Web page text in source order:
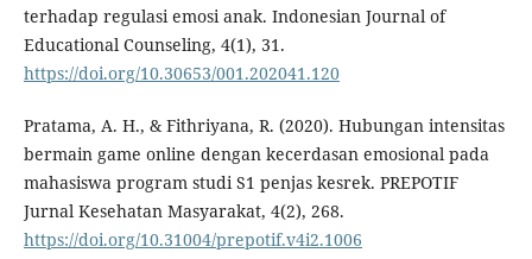
terhadap regulasi emosi anak. Indonesian Journal of
Educational Counseling, 4(1), 31.
https://doi.org/10.30653/001.202041.120
Pratama, A. H., & Fithriyana, R. (2020). Hubungan intensitas
bermain game online dengan kecerdasan emosional pada
mahasiswa program studi S1 penjas kesrek. PREPOTIF
Jurnal Kesehatan Masyarakat, 4(2), 268.
https://doi.org/10.31004/prepotif.v4i2.1006